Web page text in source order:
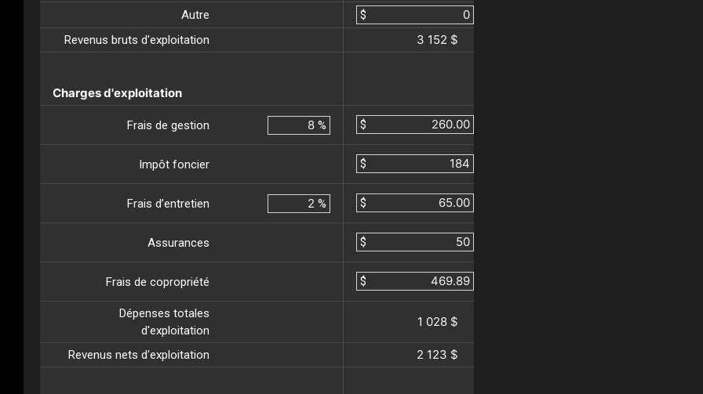
Autre
$
Revenus bruts d'exploitation
3 152 $
Charges d'exploitation
Frais de gestion % $
Impôt foncier $
Frais d’entretien % $
Assurances $
Frais de copropriété $
Dépenses totales
d'exploitation
1 028 $
Revenus nets d'exploitation 2 123 $